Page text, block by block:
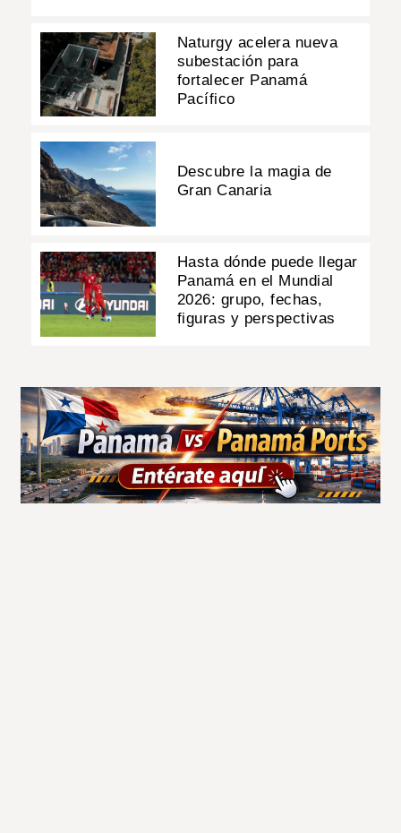
Naturgy acelera nueva
subestación para
fortalecer Panamá
Pacífico
Descubre la magia de
Gran Canaria
Hasta dónde puede llegar
Panamá en el Mundial
2026: grupo, fechas,
figuras y perspectivas